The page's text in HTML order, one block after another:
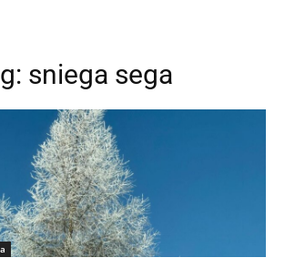
sniega sega